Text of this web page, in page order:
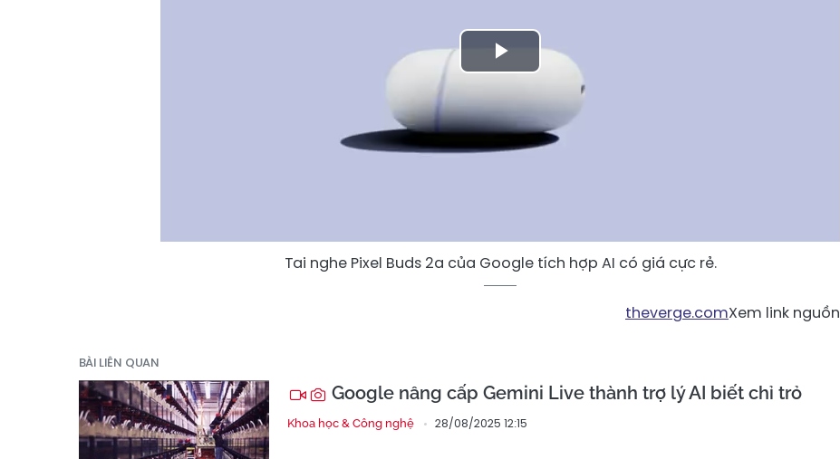
Play
Video
Tai nghe Pixel Buds 2a của Google tích hợp AI có giá cực rẻ.
theverge.comXem link nguồn
BÀI LIÊN QUAN
Google nâng cấp Gemini Live thành trợ lý AI biết chỉ trỏ
Khoa học & Công nghệ 28/08/2025 12:15